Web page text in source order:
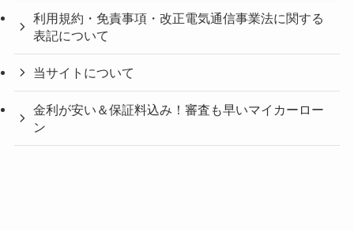
利用規約・免責事項・改正電気通信事業法に関する
表記について
当サイトについて
金利が安い＆保証料込み！審査も早いマイカーロー
ン